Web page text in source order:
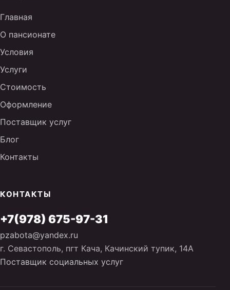
Главная
О пансионате
Условия
Услуги
Стоимость
Оформление
Поставщик услуг
Блог
Контакты
КОНТАКТЫ
+7(978) 675-97-31
pzabota@yandex.ru
г. Севастополь, пгт Кача, Качинский тупик, 14А
Поставщик социальных услуг